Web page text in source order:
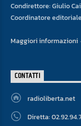
Condirettore: Giulio
Coordinatore
Maggiori informazioni
CONTATTI
radioliberta.net
Diretta: